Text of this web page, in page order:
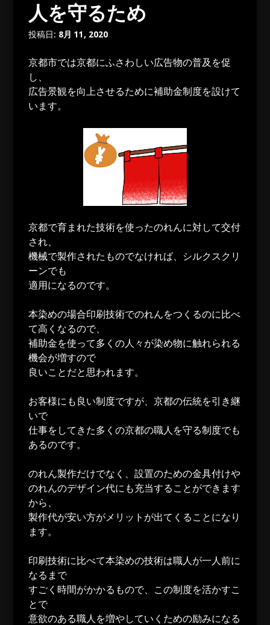
人を守るため
投稿日: 8月 11, 2020
京都市では京都にふさわしい広告物の普及を促
し、
広告景観を向上させるために補助金制度を設けて
います。
京都で育まれた技術を使ったのれんに対して交付
され、
機械で製作されたものでなければ、シルクスクリ
ーンでも
適用になるのです。
本染めの場合印刷技術でのれんをつくるのに比べ
て高くなるので、
補助金を使って多くの人々が染め物に触れられる
機会が増すので
良いことだと思われます。
お客様にも良い制度ですが、京都の伝統を引き継
いで
仕事をしてきた多くの京都の職人を守る制度でも
あるのです。
のれん製作だけでなく、設置のための金具付けや
のれんのデザイン代にも充当することができます
から、
製作代が安い方がメリットが出てくることになり
ます。
印刷技術に比べて本染めの技術は職人が一人前に
なるまで
すごく時間がかかるもので、この制度を活かすこ
とで
意欲のある職人を増やしていくための励みになる